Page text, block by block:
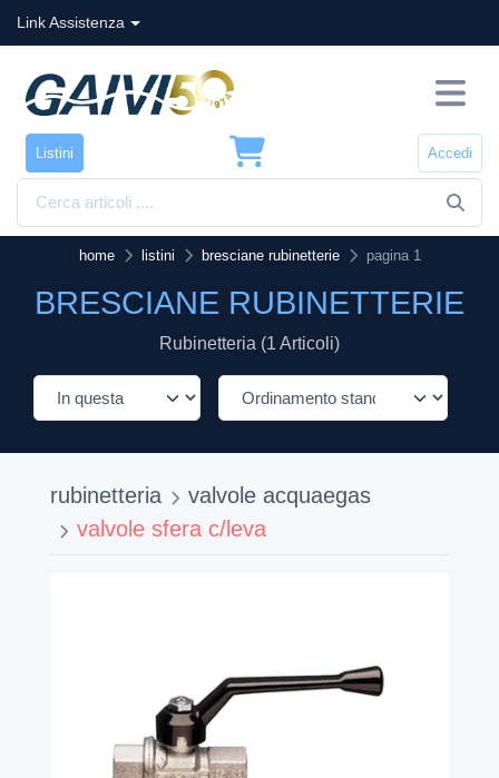
Link Assistenza
Listini Accedi
home listini bresciane rubinetterie pagina 1
BRESCIANE RUBINETTERIE
Rubinetteria (1 Articoli)
rubinetteria
valvole acquaegas
valvole sfera c/leva